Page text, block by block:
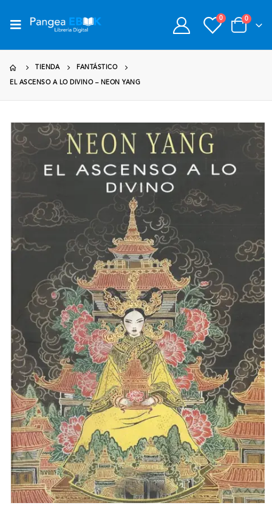
0 0
TIENDA FANTÁSTICO
EL ASCENSO A LO DIVINO – NEON YANG